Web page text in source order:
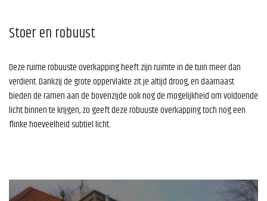
Stoer en robuust
Deze ruime robuuste overkapping heeft zijn ruimte in de tuin meer dan
verdient. Dankzij de grote oppervlakte zit je altijd droog, en daarnaast
bieden de ramen aan de bovenzijde ook nog de mogelijkheid om voldoende
licht binnen te krijgen, zo geeft deze robuuste overkapping toch nog een
flinke hoeveelheid subtiel licht.